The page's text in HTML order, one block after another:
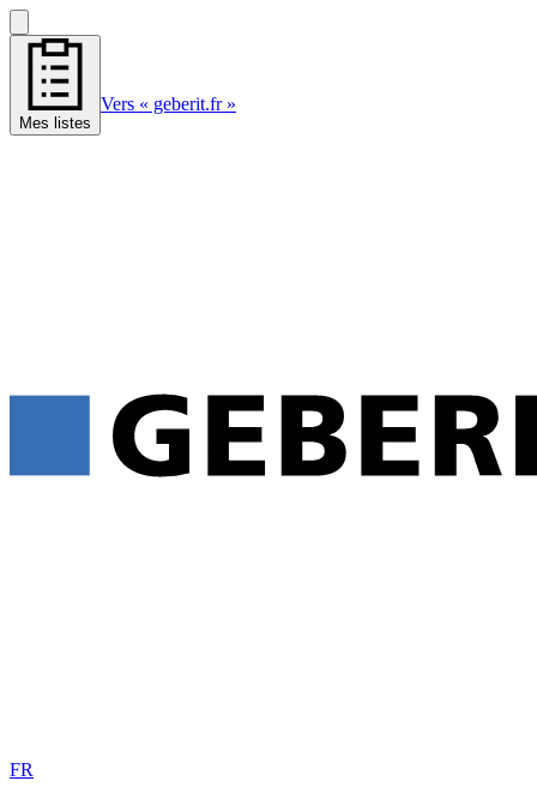
Mes listes
Vers « geberit.fr »
FR